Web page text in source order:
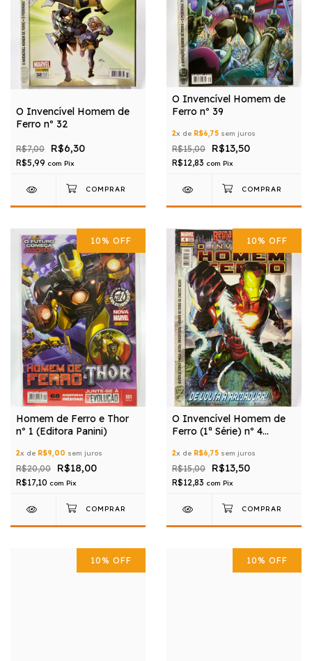
O Invencível Homem de
Ferro nº 32
R$7,00 R$6,30
R$5,99 com Pix
O Invencível Homem de
Ferro nº 39
2x de R$6,75 sem juros
R$15,00 R$13,50
R$12,83 com Pix
10% OFF
Homem de Ferro e Thor
nº 1 (Editora Panini)
2x de R$9,00 sem juros
R$20,00 R$18,00
R$17,10 com Pix
10% OFF
O Invencível Homem de
Ferro (1ª Série) nº 4
2x de R$6,75 sem juros
R$15,00 R$13,50
R$12,83 com Pix
10% OFF 10% OFF